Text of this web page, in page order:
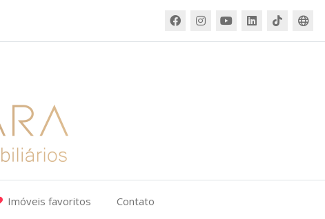
Imóveis favoritos Contato